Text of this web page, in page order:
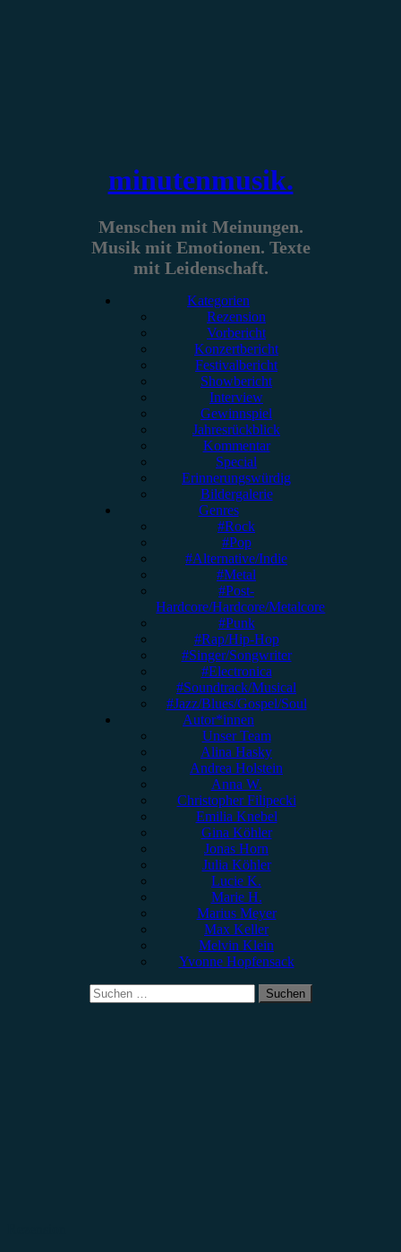
minutenmusik.
Menschen mit Meinungen.
Musik mit Emotionen. Texte
mit Leidenschaft.
Kategorien
Rezension
Vorbericht
Konzertbericht
Festivalbericht
Showbericht
Interview
Gewinnspiel
Jahresrückblick
Kommentar
Special
Erinnerungswürdig
Bildergalerie
Genres
#Rock
#Pop
#Alternative/Indie
#Metal
#Post-
Hardcore/Hardcore/Metalcore
#Punk
#Rap/Hip-Hop
#Singer/Songwriter
#Electronica
#Soundtrack/Musical
#Jazz/Blues/Gospel/Soul
Autor*innen
Unser Team
Alina Hasky
Andrea Holstein
Anna W.
Christopher Filipecki
Emilia Knebel
Gina Köhler
Jonas Horn
Julia Köhler
Lucie K.
Marie H.
Marius Meyer
Max Keller
Melvin Klein
Yvonne Hopfensack
Suchen
nach: